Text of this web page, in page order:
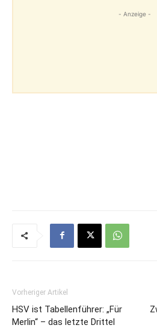
- Anzeige -
Vorheriger Artikel
HSV ist Tabellenführer: „Für
Merlin“ – das letzte Drittel